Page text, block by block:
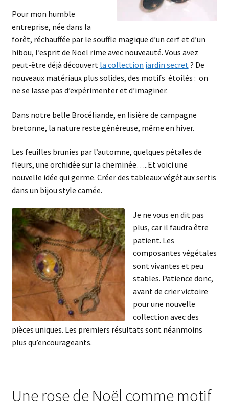
Pour mon humble
entreprise, née dans la
forêt, réchauffée par le souffle magique d’un cerf et d’un
hibou, l’esprit de Noël rime avec nouveauté. Vous avez
peut-être déjà découvert la collection jardin secret ? De
nouveaux matériaux plus solides, des motifs étoilés : on
ne se lasse pas d’expérimenter et d’imaginer.
Dans notre belle Brocéliande, en lisière de campagne
bretonne, la nature reste généreuse, même en hiver.
Les feuilles brunies par l’automne, quelques pétales de
fleurs, une orchidée sur la cheminée…..Et voici une
nouvelle idée qui germe. Créer des tableaux végétaux sertis
dans un bijou style camée.
Je ne vous en dit pas
plus, car il faudra être
patient. Les
composantes végétales
sont vivantes et peu
stables. Patience donc,
avant de crier victoire
pour une nouvelle
collection avec des
pièces uniques. Les premiers résultats sont néanmoins
plus qu’encourageants.
Une rose de Noël comme motif